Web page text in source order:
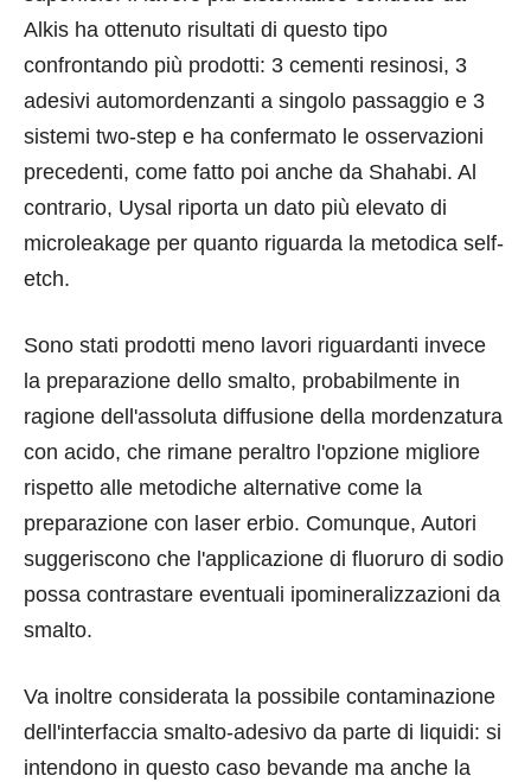
Alkis ha ottenuto risultati di questo tipo
confrontando più prodotti: 3 cementi resinosi, 3
adesivi automordenzanti a singolo passaggio e 3
sistemi two-step e ha confermato le osservazioni
precedenti, come fatto poi anche da Shahabi. Al
contrario, Uysal riporta un dato più elevato di
microleakage per quanto riguarda la metodica self-
etch.
Sono stati prodotti meno lavori riguardanti invece
la preparazione dello smalto, probabilmente in
ragione dell'assoluta diffusione della mordenzatura
con acido, che rimane peraltro l'opzione migliore
rispetto alle metodiche alternative come la
preparazione con laser erbio. Comunque, Autori
suggeriscono che l'applicazione di fluoruro di sodio
possa contrastare eventuali ipomineralizzazioni da
smalto.
Va inoltre considerata la possibile contaminazione
dell'interfaccia smalto-adesivo da parte di liquidi: si
intendono in questo caso bevande ma anche la